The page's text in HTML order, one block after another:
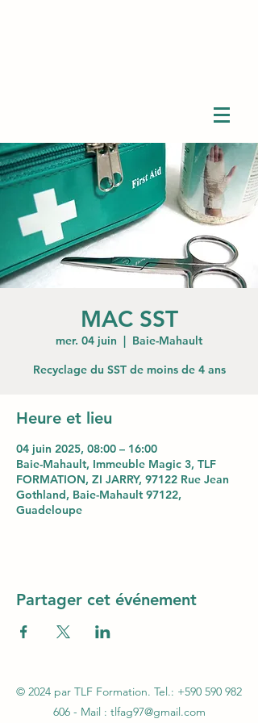
MAC SST
mer. 04 juin
  |
Baie-Mahault
Recyclage du SST de moins de 4 ans
Heure et lieu
04 juin 2025, 08:00 – 16:00
Baie-Mahault, Immeuble Magic 3, TLF
FORMATION, ZI JARRY, 97122 Rue Jean
Gothland, Baie-Mahault 97122,
Guadeloupe
Partager cet événement
© 2024 par TLF Formation. Tel.: +590 590 982
606- Mail : tlfag97@gmail.com